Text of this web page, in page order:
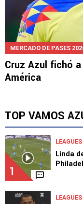
MERCADO DE PASES
Cruz Azul fichó
América
TOP VAMOS
1
Linda